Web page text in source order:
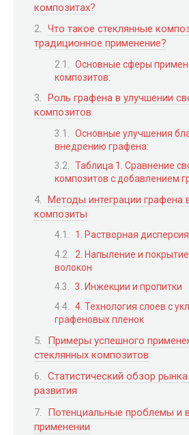
композитах?
Что такое стеклянные
традиционное применение?
Основные сферы
композитов:
Роль графена в улучшении
композитов
Основные улучшения
внедрению графена:
Таблица 1. Сравнение
композитов с добавлением
Методы интеграции графена
композиты
1. Растворная
2. Напыление и
волокон
3. Инжекции и пропитки
4. Технология слоев с
графеновых пленок
Примеры успешного
стеклянных композитов
Статистический обзор
развития
Потенциальные проблемы и
применении